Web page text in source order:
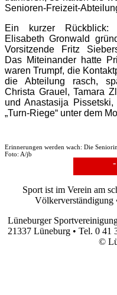
Senioren-Freizeit-
Ein kurzer Rückblick:
Elisabeth Gronwald
Vorsitzende Fritz
Das Miteinander hatte
waren Trumpf, die
die Abteilung rasch,
Christa Grauel, Tamara
und Anastasija
„Turn-Riege“ unter dem
Erinnerungen werden wach: Die
Foto: A/jb
Sport ist im Verein am
Völkerverständigung
Lüneburger
21337 Lüneburg • Tel. 0 41
©